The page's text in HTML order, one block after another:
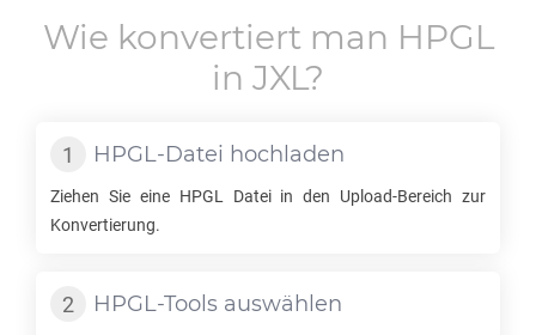
Wie konvertiert man HPGL
in JXL?
HPGL-Datei hochladen
Ziehen Sie eine HPGL
Datei in den Upload-Bereich zur
Konvertierung.
HPGL-Tools auswählen